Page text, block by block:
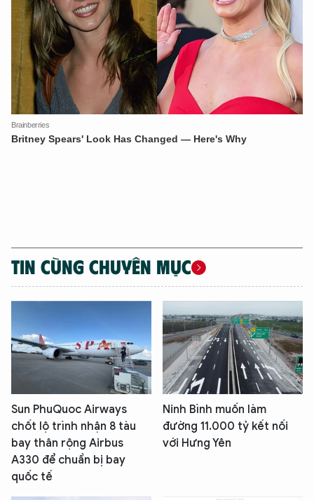
TIN CÙNG CHUYÊN MỤC
Sun PhuQuoc Airways
chốt lộ trình nhận 8 tàu
bay thân rộng Airbus
A330 để chuẩn bị bay
quốc tế
Ninh Bình muốn làm
đường 11.000 tỷ kết nối
với Hưng Yên